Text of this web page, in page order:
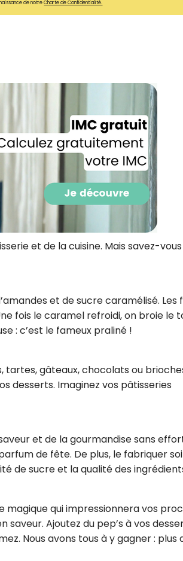
de notreCharte de Confidentialité.
et de la cuisine. Mais savez-vous
et de sucre caramélisé. Les
fois le caramel refroidi, on broie le
: c’est le fameux praliné !
tartes, gâteaux, chocolats ou
desserts. Imaginez vos pâtisseries
et de la gourmandise sans
de fête. De plus, le fabriquer
de sucre et la qualité des
magique qui impressionnera vos
Ajoutez du pep’s à vos
Nous avons tous à y gagner : plus
Recevez
recettes inédites de
!
Ainsi que la newsletter
Je consens à ce que la société
des courriels pour mesurer et
utilisez. Pour en savoir plus sur ces
voir notrepolitique de
Je reçois mon cadeau !
Votre adresse email sera utilisée par Digital Prisma
envoyer votre newsletter contenant des offres
personnalisées. Vous pourrez vous désinscrire en
désabonnement intégré dans la newsletter. Pour en